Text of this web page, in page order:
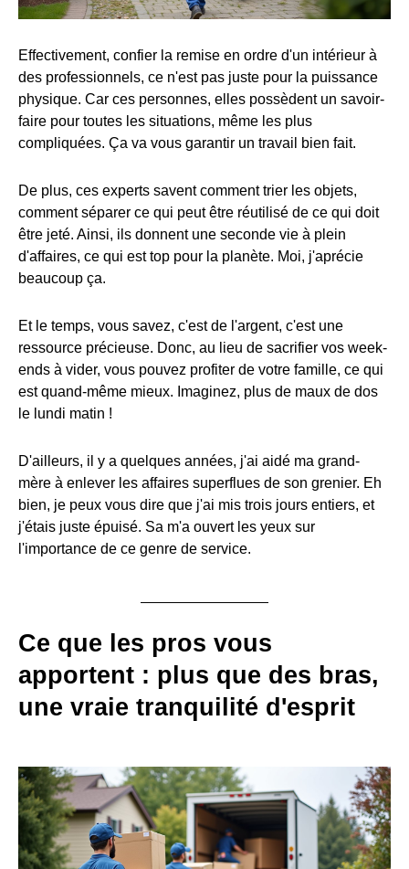
Effectivement, confier la remise en ordre d'un intérieur à
des professionnels, ce n'est pas juste pour la puissance
physique. Car ces personnes, elles possèdent un savoir-
faire pour toutes les situations, même les plus
compliquées. Ça va vous garantir un travail bien fait.
De plus, ces experts savent comment trier les objets,
comment séparer ce qui peut être réutilisé de ce qui doit
être jeté. Ainsi, ils donnent une seconde vie à plein
d'affaires, ce qui est top pour la planète. Moi, j'aprécie
beaucoup ça.
Et le temps, vous savez, c'est de l'argent, c'est une
ressource précieuse. Donc, au lieu de sacrifier vos week-
ends à vider, vous pouvez profiter de votre famille, ce qui
est quand-même mieux. Imaginez, plus de maux de dos
le lundi matin !
D'ailleurs, il y a quelques années, j'ai aidé ma grand-
mère à enlever les affaires superflues de son grenier. Eh
bien, je peux vous dire que j'ai mis trois jours entiers, et
j'étais juste épuisé. Sa m'a ouvert les yeux sur
l'importance de ce genre de service.
Ce que les pros vous
apportent : plus que des bras,
une vraie tranquilité d'esprit